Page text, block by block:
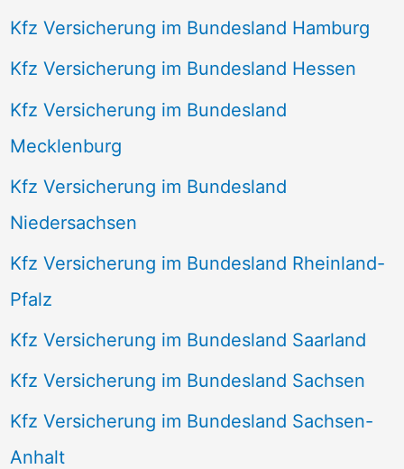
Kfz Versicherung im Bundesland Hamburg
Kfz Versicherung im Bundesland Hessen
Kfz Versicherung im Bundesland
Mecklenburg
Kfz Versicherung im Bundesland
Niedersachsen
Kfz Versicherung im Bundesland Rheinland-
Pfalz
Kfz Versicherung im Bundesland Saarland
Kfz Versicherung im Bundesland Sachsen
Kfz Versicherung im Bundesland Sachsen-
Anhalt